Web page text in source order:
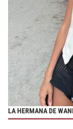
LA HERMANA DE